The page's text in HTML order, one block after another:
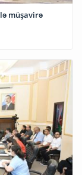
müşavirə